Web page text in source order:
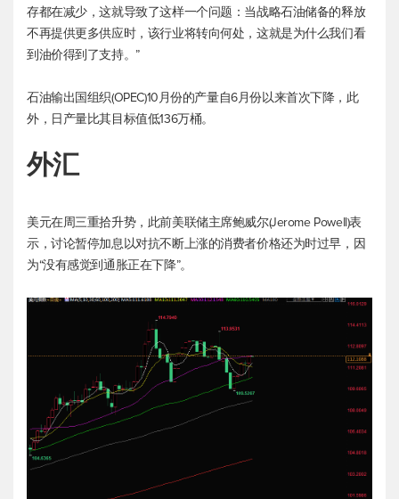
存都在减少，这就导致了这样一个问题：当战略石油储备的释放
不再提供更多供应时，该行业将转向何处，这就是为什么我们看
到油价得到了支持。”
石油输出国组织(OPEC)10月份的产量自6月份以来首次下降，此
外，日产量比其目标值低136万桶。
外汇
美元在周三重拾升势，此前美联储主席鲍威尔(Jerome Powell)表
示，讨论暂停加息以对抗不断上涨的消费者价格还为时过早，因
为“没有感觉到通胀正在下降”。